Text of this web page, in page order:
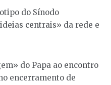
do Sínodo
centrais» da rede e
do Papa ao encontro
encerramento de